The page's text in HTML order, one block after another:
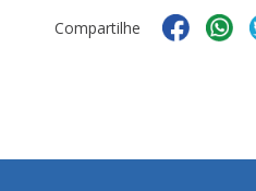
Compartilhe